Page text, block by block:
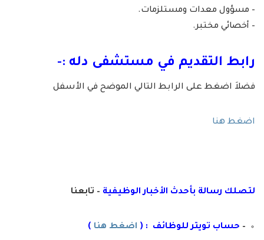
– مسؤول معدات ومستلزمات.
– أخصائي مختبر.
رابط التقديم في مستشفى دله :-
فضلاَ اضغط على الرابط التالي الموضح في الأسفل
اضغط هنا
لتصلك رسالة بأحدث الأخبار الوظيفية – تابعنا
– حساب تويتر للوظائف : ( اضغط هنا )